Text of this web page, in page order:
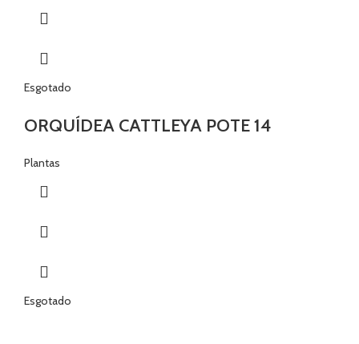
Esgotado
ORQUÍDEA CATTLEYA POTE 14
Plantas
Esgotado